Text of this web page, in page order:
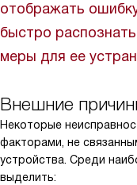
отображать
быстро
меры для ее
Внешние
Некоторые
факторами, не
устройства. Среди
выделить: